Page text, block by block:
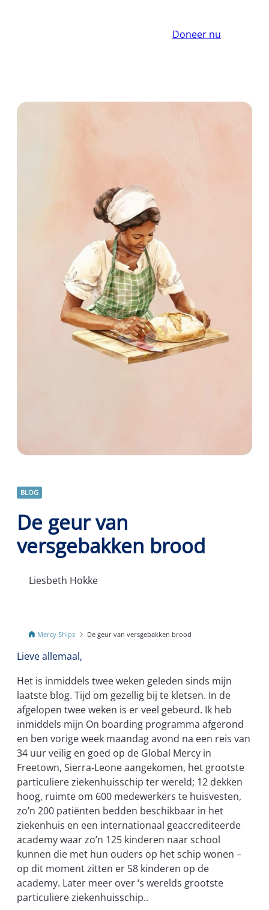
Doneer nu
BLOG
De geur van
versgebakken brood
Liesbeth Hokke
Mercy Ships De geur van versgebakken brood
Lieve allemaal,
Het is inmiddels twee weken geleden sinds mijn
laatste blog. Tijd om gezellig bij te kletsen. In de
afgelopen twee weken is er veel gebeurd. Ik heb
inmiddels mijn On boarding programma afgerond
en ben vorige week maandag avond na een reis van
34 uur veilig en goed op de Global Mercy in
Freetown, Sierra-Leone aangekomen, het grootste
particuliere ziekenhuisschip ter wereld; 12 dekken
hoog, ruimte om 600 medewerkers te huisvesten,
zo’n 200 patiënten bedden beschikbaar in het
ziekenhuis en een internationaal geaccrediteerde
academy waar zo’n 125 kinderen naar school
kunnen die met hun ouders op het schip wonen –
op dit moment zitten er 58 kinderen op de
academy. Later meer over ‘s werelds grootste
particuliere ziekenhuisschip..